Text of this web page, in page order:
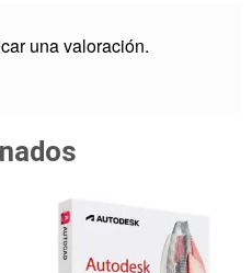
una valoración.